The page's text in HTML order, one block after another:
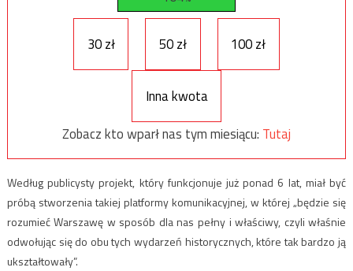
30 zł 50 zł 100 zł
Inna kwota
Zobacz kto wparł nas tym miesiącu: Tutaj
Według publicysty projekt, który funkcjonuje już ponad 6 lat, miał być
próbą stworzenia takiej platformy komunikacyjnej, w której „będzie się
rozumieć Warszawę w sposób dla nas pełny i właściwy, czyli właśnie
odwołując się do obu tych wydarzeń historycznych, które tak bardzo ją
ukształtowały”.